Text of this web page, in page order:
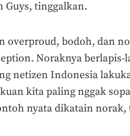
Guys, tinggalkan.
overproud, bodoh, dan
Noraknya berlapis-
netizen Indonesia
kita paling nggak
nyata dikatain norak,